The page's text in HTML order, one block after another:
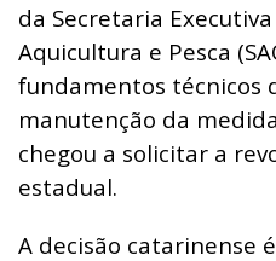
da Secretaria
Aquicultura e Pesca
fundamentos técnicos
manutenção da
chegou a solicitar a
estadual.
A decisão catarinense